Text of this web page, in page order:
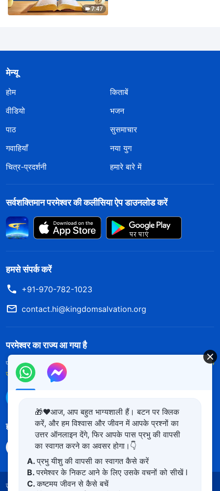
7:47
मेन्यू
होम
किताबें
वीडियो
भजन
पाठ
सुसमाचार
गवाहियाँ
नया युग
चित्र-प्रदर्शनी
हमारे बारे में
सर्वशक्तिमान परमेश्वर की कलीसिया ऐप डाउनलोड करें
हमसे संपर्क करें
+91-970-782-1023
contact.hi@kingdomsalvation.org
परमेश्वर का राज्य आ गया है
परमेश्वर का राज्य पृथ्वी पर आ गया है! क्या आप इसमें प्रवेश करना चाहते हैं?
और अधिक
जानें
हमारा अनुसरण करें
उपयोग की शर्तें गोपनीयता नीत साभार
🎁❤️आज, आप बहुत भाग्यशाली हैं। बटन पर क्लिक
करें, और हम विश्वास और जीवन में आपके प्रश्नों का
उत्तर ऑनलाइन देंगे, फिर आपके पास प्रभु की वापसी
का स्वागत करने का अवसर होगा।👇
A.प्रभु यीशु की वापसी का स्वागत कैसे करें
B.परमेश्वर के निकट आने के लिए उसके वचनों को सीखें l
C.कष्टमय जीवन से कैसे बचें